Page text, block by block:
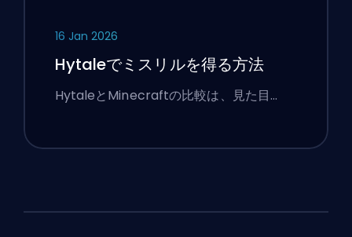
16 Jan 2026
Hytaleでミスリルを得る方法
HytaleとMinecraftの比較は、見た目…